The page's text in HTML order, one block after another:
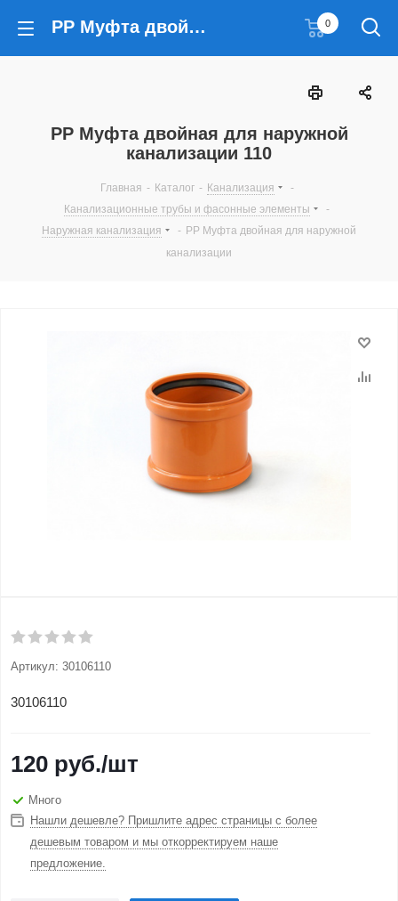
PP Муфта двойная для наружной канализации 110 0
PP Муфта двойная для наружной
канализации 110
Главная - Каталог - Канализация
-
Канализационные трубы и фасонные элементы
-
Наружная канализация
- PP Муфта двойная для наружной
канализации
Артикул: 30106110
30106110
120 руб./шт
Много
Нашли дешевле? Пришлите адрес страницы с более
дешевым товаром и мы откорректируем наше
предложение.